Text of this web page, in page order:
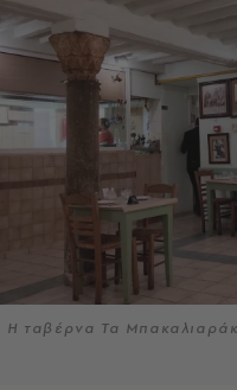
Η ταβέρνα Τα